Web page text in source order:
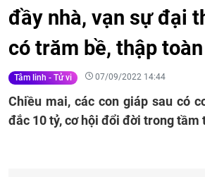
đầy nhà, vạn sự đại
có trăm bề, thập
Tâm linh - Tử vi 07/09/2022 14:44
Chiều mai, các con giáp sau có
đắc 10 tỷ, cơ hội đổi đời trong tầm